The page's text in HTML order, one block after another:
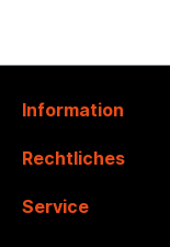
Information
Rechtliches
Service